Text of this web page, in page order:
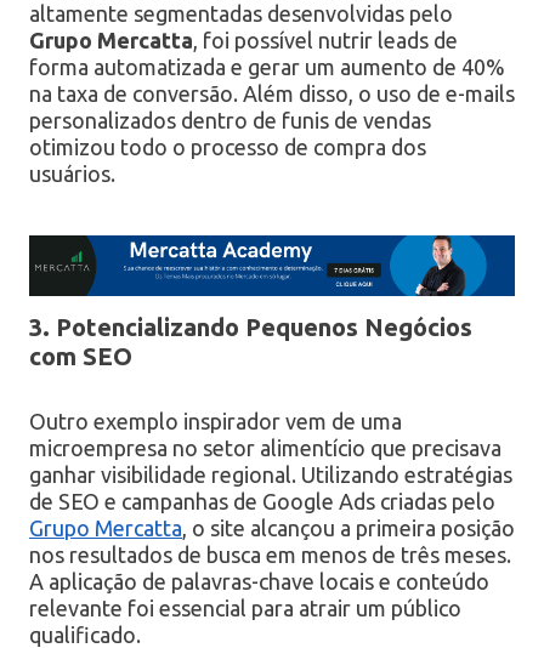
altamente segmentadas desenvolvidas pelo
Grupo Mercatta, foi possível nutrir leads de
forma automatizada e gerar um aumento de 40%
na taxa de conversão. Além disso, o uso de e-mails
personalizados dentro de funis de vendas
otimizou todo o processo de compra dos
usuários.
3. Potencializando Pequenos Negócios
com SEO
Outro exemplo inspirador vem de uma
microempresa no setor alimentício que precisava
ganhar visibilidade regional. Utilizando estratégias
de SEO e campanhas de Google Ads criadas pelo
Grupo Mercatta , o site alcançou a primeira posição
nos resultados de busca em menos de três meses.
A aplicação de palavras-chave locais e conteúdo
relevante foi essencial para atrair um público
qualificado.